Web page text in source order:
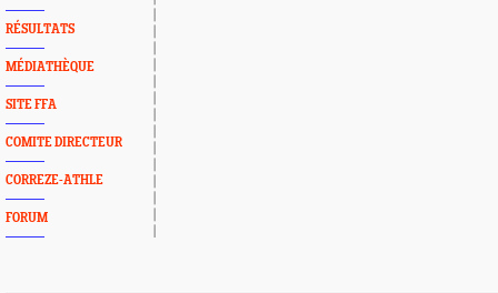
RÉSULTATS
MÉDIATHÈQUE
SITE FFA
COMITE DIRECTEUR
CORREZE-ATHLE
FORUM